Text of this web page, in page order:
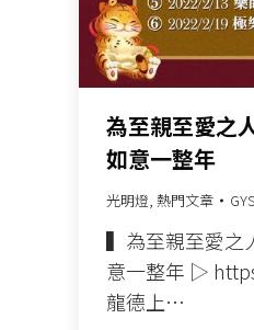
為至親至愛之
如意一整年
光明燈, 熱門文章 GYS
▍為至親至愛之
意一整年 ▷
龍德上…